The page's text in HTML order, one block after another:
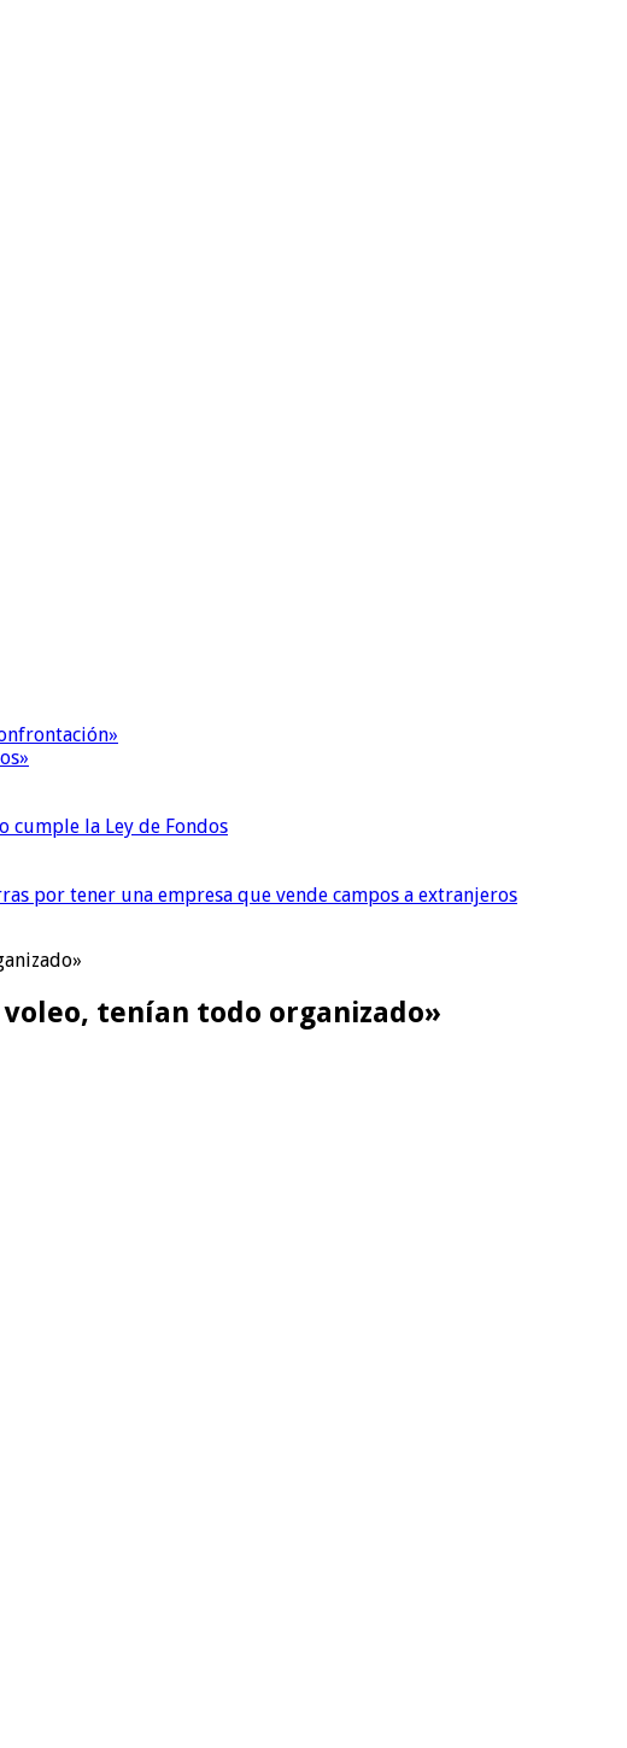
cumple la Ley de Fondos
por tener una empresa que vende campos a extranjeros
tenían todo organizado»